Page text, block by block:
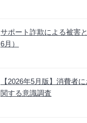
サポート詐欺による被害
6月）
【2026年5月版】消費者
関する意識調査